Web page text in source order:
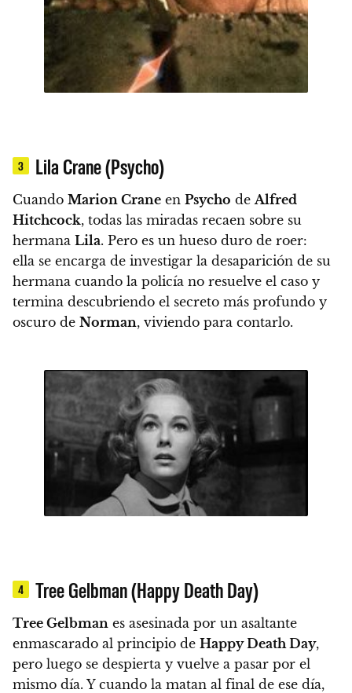
3 Lila Crane (Psycho)
Cuando Marion Crane en Psycho de Alfred
Hitchcock, todas las miradas recaen sobre su
hermana Lila. Pero es un hueso duro de roer:
ella se encarga de investigar la desaparición de su
hermana cuando la policía no resuelve el caso y
termina descubriendo el secreto más profundo y
oscuro de Norman, viviendo para contarlo.
4 Tree Gelbman (Happy Death Day)
Tree Gelbman es asesinada por un asaltante
enmascarado al principio de Happy Death Day,
pero luego se despierta y vuelve a pasar por el
mismo día. Y cuando la matan al final de ese día,